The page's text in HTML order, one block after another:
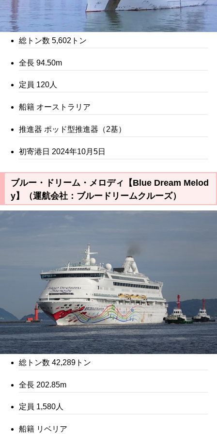
総トン数 5,602トン
全長 94.50m
定員 120人
船籍 オーストラリア
推進器 ポッド型推進器（2基）
初寄港日 2024年10月5日
ブルー・ドリーム・メロディ【Blue Dream Melod
y】（運航会社：ブルードリームクルーズ）
総トン数 42,289トン
全長 202.85m
定員 1,580人
船籍 リベリア